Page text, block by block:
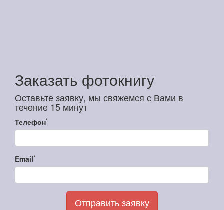
Заказать фотокнигу
Оставьте заявку, мы свяжемся с Вами в
течение 15 минут
Телефон*
Email*
Отправить заявку